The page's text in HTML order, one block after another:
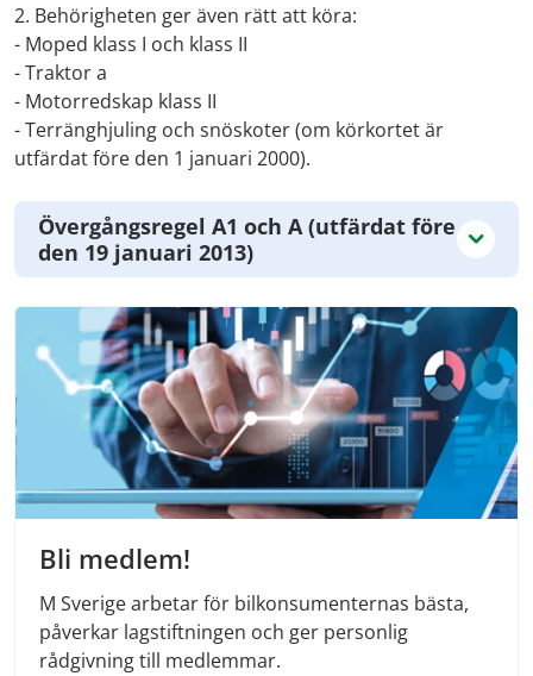
2. Behörigheten ger även rätt att köra:
- Moped klass I och klass II
- Traktor a
- Motorredskap klass II
- Terränghjuling och snöskoter (om körkortet är
utfärdat före den 1 januari 2000).
Övergångsregel A1 och A (utfärdat före
den 19 januari 2013)
Bli medlem!
M Sverige arbetar för bilkonsumenternas bästa,
påverkar lagstiftningen och ger personlig
rådgivning till medlemmar.